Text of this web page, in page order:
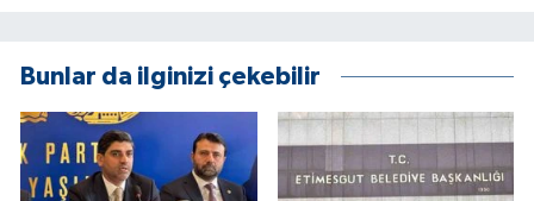
Bunlar da ilginizi çekebilir